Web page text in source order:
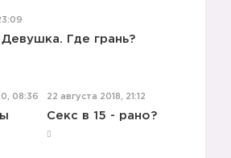
Где грань?
08:36 22 августа 2018, 21:12
Секс в 15 - рано?